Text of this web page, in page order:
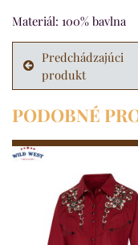
Materiál: 100% bavlna
Predchádzajúci
produkt
PODOBNÉ